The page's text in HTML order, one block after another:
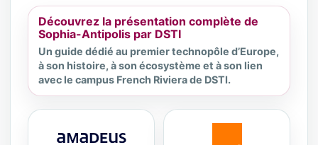
Découvrez la présentation complète de
Sophia-Antipolis par DSTI
Un guide dédié au premier technopôle d’Europe,
à son histoire, à son écosystème et à son lien
avec le campus French Riviera de DSTI.